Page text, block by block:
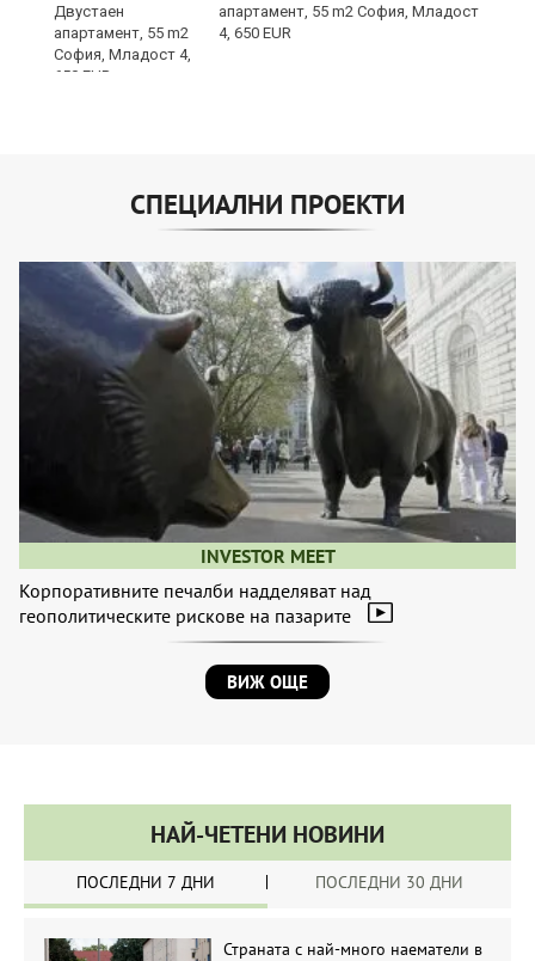
апартамент, 55 m2 София, Младост
4, 650 EUR
СПЕЦИАЛНИ ПРОЕКТИ
INVESTOR MEET
Корпоративните печалби надделяват над
геополитическите рискове на пазарите
ВИЖ ОЩЕ
НАЙ-ЧЕТЕНИ НОВИНИ
ПОСЛЕДНИ 7 ДНИ ПОСЛЕДНИ 30 ДНИ
Страната с най-много наематели в